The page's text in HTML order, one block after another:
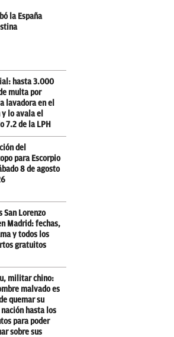
la España
hasta 3.000
multa por
lavadora en el
y lo avala el
7.2 de la LPH
del
para Escorpio
8 de agosto
San Lorenzo
Madrid: fechas,
y todos los
gratuitos
militar chino:
malvado es
quemar su
hasta los
para poder
sobre sus